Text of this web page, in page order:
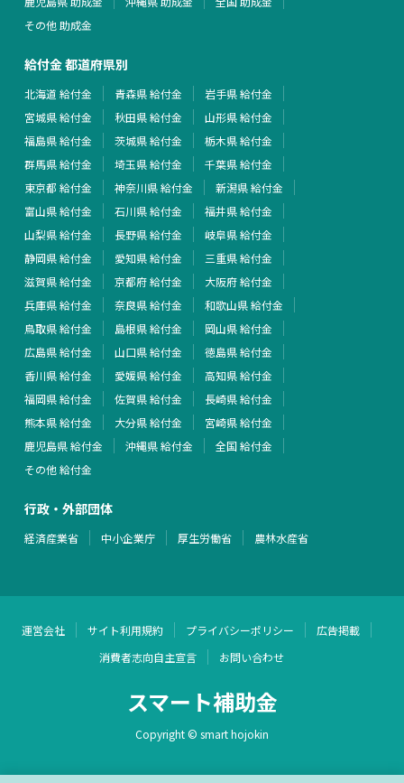
その他 助成金
給付金 都道府県別
北海道 給付金 青森県 給付金
岩手県 給付金
宮城県 給付金
秋田県 給付金
山形県 給付金
福島県 給付金
茨城県 給付金
栃木県 給付金
群馬県 給付金
埼玉県 給付金
千葉県 給付金
東京都 給付金
神奈川県 給付金
新潟県 給付金
富山県 給付金
石川県 給付金
福井県 給付金
山梨県 給付金
長野県 給付金
岐阜県 給付金
静岡県 給付金
愛知県 給付金
三重県 給付金
滋賀県 給付金
京都府 給付金
大阪府 給付金
兵庫県 給付金
奈良県 給付金
和歌山県 給付金
鳥取県 給付金
島根県 給付金
岡山県 給付金
広島県 給付金
山口県 給付金
徳島県 給付金
香川県 給付金
愛媛県 給付金
高知県 給付金
福岡県 給付金
佐賀県 給付金
長崎県 給付金
熊本県 給付金
大分県 給付金
宮崎県 給付金
鹿児島県 給付金
沖縄県 給付金
全国 給付金
その他 給付金
行政・外部団体
経済産業省 中小企業庁 厚生労働省 農林水産省
運営会社 サイト利用規約 プライバシーポリシー
広告掲載
消費者志向自主宣言
お問い合わせ
スマート補助金
Copyright © smart hojokin